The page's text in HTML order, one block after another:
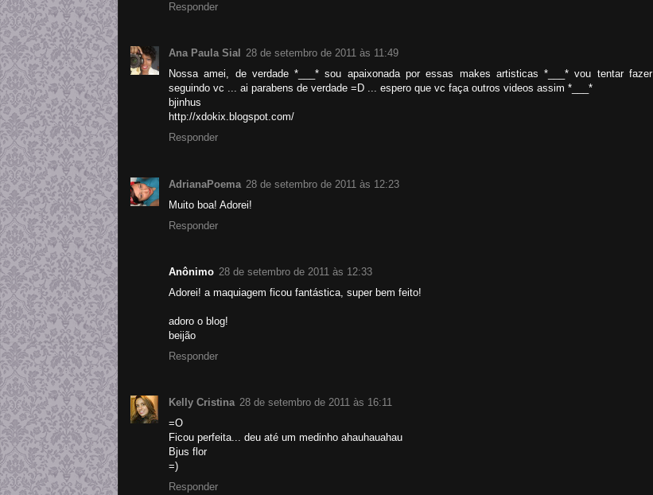
Responder
Ana Paula Sial 28 de setembro de 2011 às 11:49
Nossa amei, de verdade *___* sou apaixonada por essas makes artisticas *___* vou tentar fazer
seguindo vc ... ai parabens de verdade =D ... espero que vc faça outros videos assim *___*
bjinhus
http://xdokix.blogspot.com/
Responder
AdrianaPoema 28 de setembro de 2011 às 12:23
Muito boa! Adorei!
Responder
Anônimo 28 de setembro de 2011 às 12:33
Adorei! a maquiagem ficou fantástica, super bem feito!
adoro o blog!
beijão
Responder
Kelly Cristina 28 de setembro de 2011 às 16:11
=O
Ficou perfeita... deu até um medinho ahauhauahau
Bjus flor
=)
Responder